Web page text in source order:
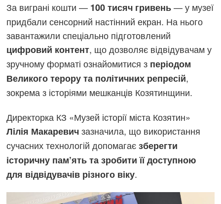
За виграні кошти — 100 тисяч гривень— у музеї
придбали сенсорний настінний екран. На нього
завантажили спеціально підготовлений
цифровий контент, що дозволяє відвідувачам у
зручному форматі ознайомитися з періодом
Великого терору та політичних репресій,
зокрема з історіями мешканців Козятинщини.
Директорка КЗ «Музей історії міста Козятин»
Лілія Макаревичзазначила, що використання
сучасних технологій допомагаєзберегти
історичну пам’ять та зробити її доступною
для відвідувачів різного віку.